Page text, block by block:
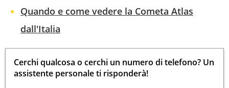
Quando e come vedere la Cometa Atlas
dall'Italia
Cerchi qualcosa o cerchi un numero di telefono? Un
assistente personale ti risponderà!